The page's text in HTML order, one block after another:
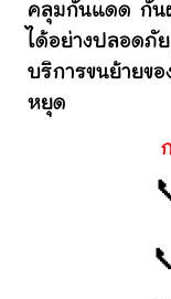
คลุมกันแดด กัน
ได้อย่างปลอดภั
บริการขนย้ายข
หยุด